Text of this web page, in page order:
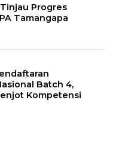
Progres
Tamangapa
Batch 4,
Kompetensi